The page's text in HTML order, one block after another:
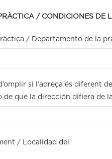
/ CONDICIONES DE
/ Departamento de la
si l’adreça és diferent
de que la dirección difiera de
/ Localidad del